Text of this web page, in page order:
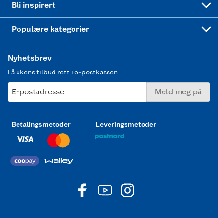
Bli inspirert
Populære kategorier
Nyhetsbrev
Få ukens tilbud rett i e-postkassen
E-postadresse Meld meg på
Betalingsmetoder Leveringsmetoder